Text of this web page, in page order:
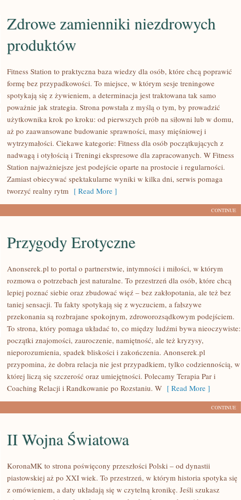
ZDROWE
ZAMIENNIKI
NIEZDROWYCH
PRODUKTÓW
Zdrowe zamienniki niezdrowych
produktów
Fitness Station to praktyczna baza wiedzy dla osób, które chcą poprawić
formę bez przypadkowości. To miejsce, w którym sesje treningowe
spotykają się z żywieniem, a determinacja jest traktowana tak samo
poważnie jak strategia. Strona powstała z myślą o tym, by prowadzić
użytkownika krok po kroku: od pierwszych prób na siłowni lub w domu,
aż po zaawansowane budowanie sprawności, masy mięśniowej i
wytrzymałości. Ciekawe kategorie: Fitness dla osób początkujących z
nadwagą i otyłością i Treningi ekspresowe dla zapracowanych. W Fitness
Station najważniejsze jest podejście oparte na prostocie i regularności.
Zamiast obiecywać spektakularne wyniki w kilka dni, serwis pomaga
tworzyć realny rytm [ Read More ]
CONTINUE
PRZYGODY
EROTYCZNE
Przygody Erotyczne
Anonserek.pl to portal o partnerstwie, intymności i miłości, w którym
rozmowa o potrzebach jest naturalne. To przestrzeń dla osób, które chcą
lepiej poznać siebie oraz zbudować więź – bez zakłopotania, ale też bez
taniej sensacji. Tu fakty spotykają się z wyczuciem, a fałszywe
przekonania są rozbrajane spokojnym, zdroworozsądkowym podejściem.
To strona, który pomaga układać to, co między ludźmi bywa nieoczywiste:
początki znajomości, zauroczenie, namiętność, ale też kryzysy,
nieporozumienia, spadek bliskości i zakończenia. Anonserek.pl
przypomina, że dobra relacja nie jest przypadkiem, tylko codziennością, w
której liczą się szczerość oraz umiejętności. Polecamy Terapia Par i
Coaching Relacji i Randkowanie po Rozstaniu. W [ Read More ]
CONTINUE
II Wojna Światowa
KoronaMK to strona poświęcony przeszłości Polski – od dynastii
piastowskiej aż po XXI wiek. To przestrzeń, w którym historia spotyka się
z omówieniem, a daty układają się w czytelną kronikę. Jeśli szukasz